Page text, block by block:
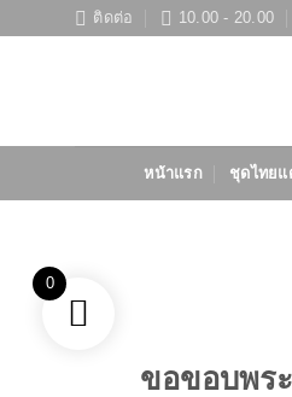
ติดต่อ 10.00 - 20.00
หน้าแรก ชุดไทยแ
ขอขอบพร
0